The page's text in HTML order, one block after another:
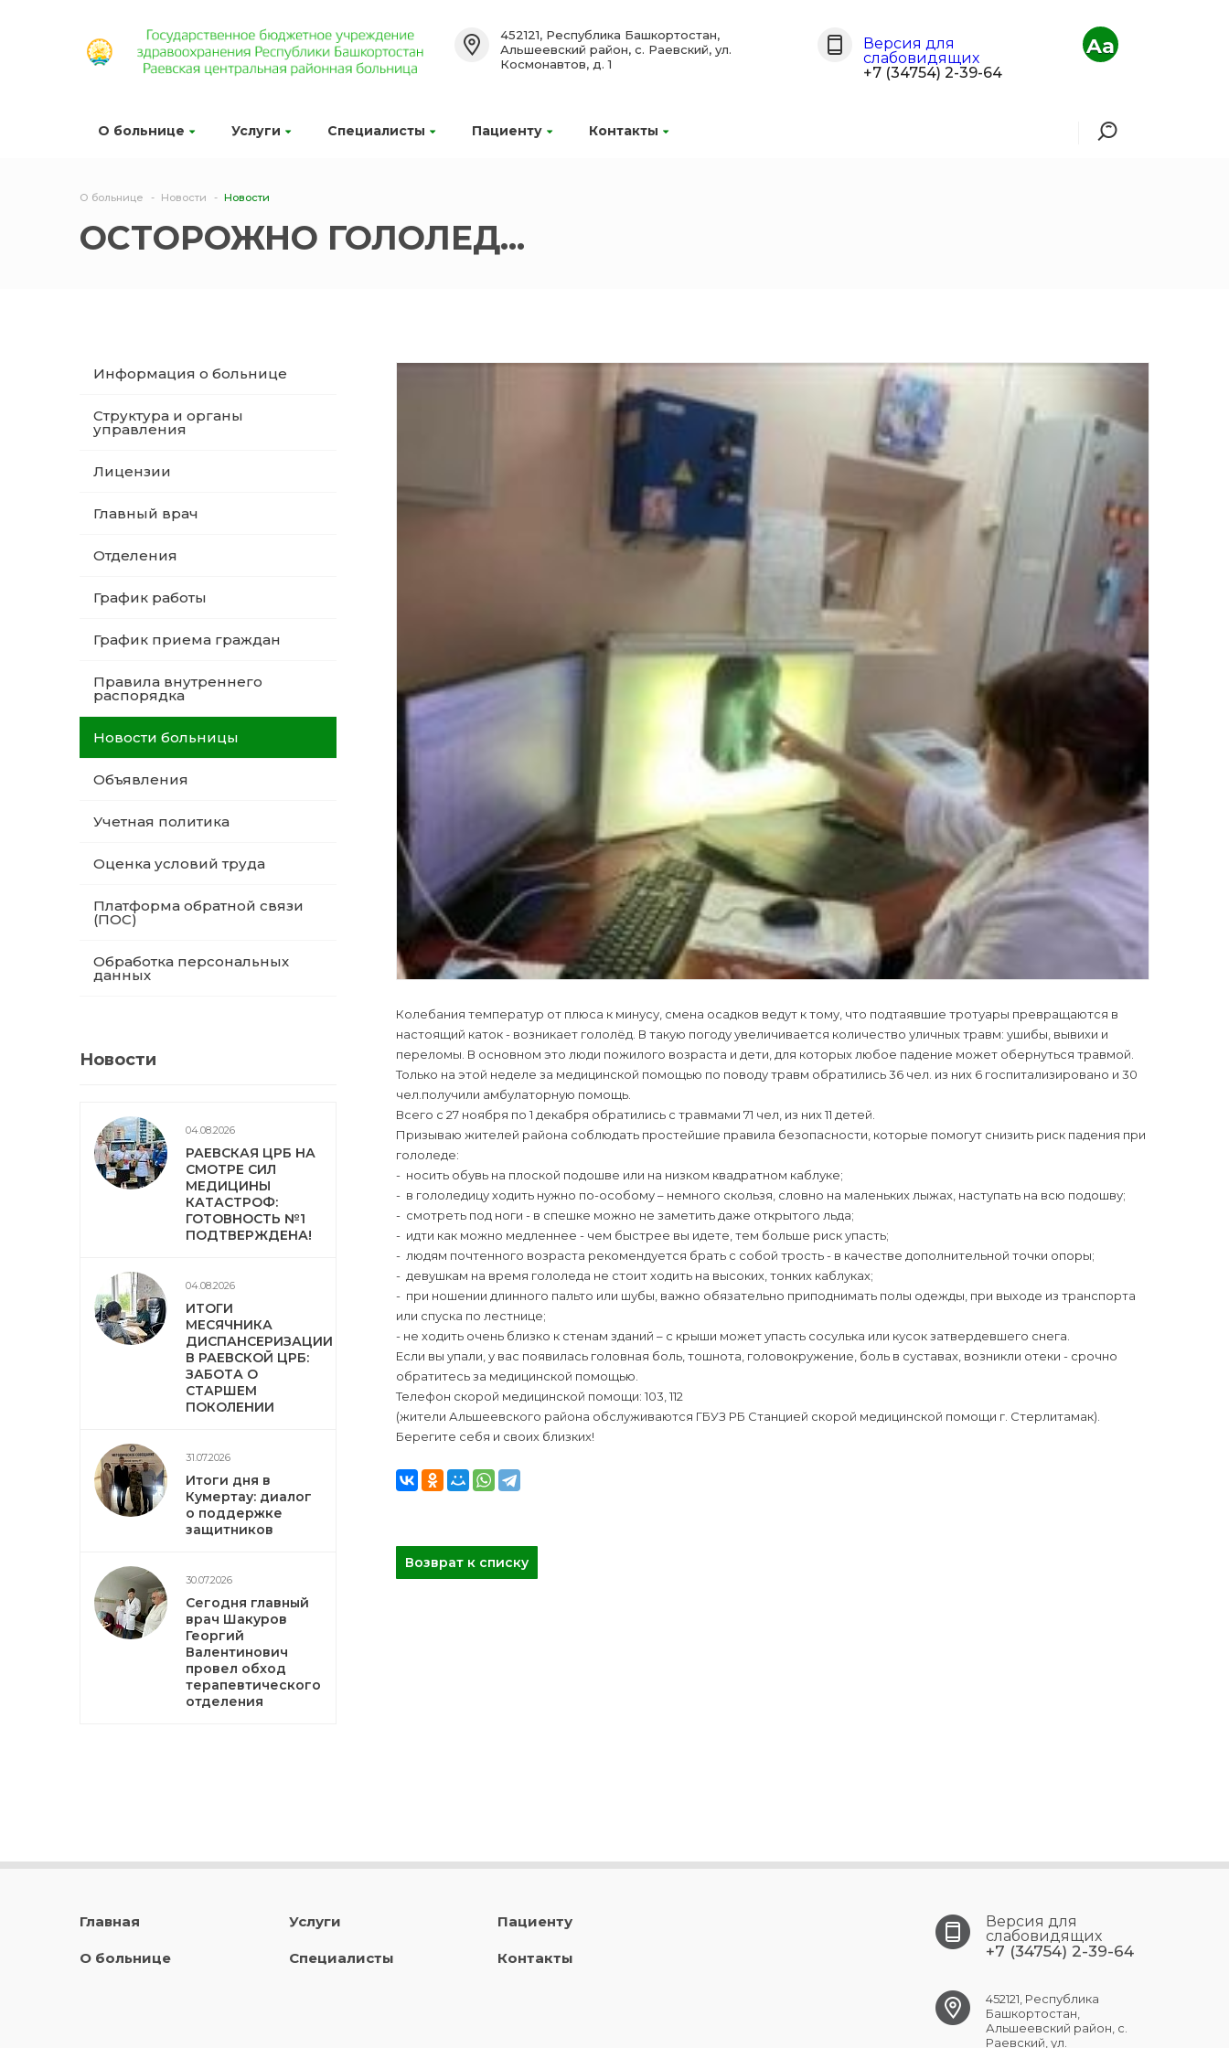
О больнице Услуги Специалисты Пациенту Контакты
452121, Республика Башкортостан,
Альшеевский район, с. Раевский, ул.
Космонавтов, д. 1
Версия для
слабовидящих
+7 (34754) 2-39-64
Aa
О больнице Новости Новости
ОСТОРОЖНО ГОЛОЛЕД...
Информация о больнице
Структура и органы
управления
Лицензии
Главный врач
Отделения
График работы
График приема граждан
Правила внутреннего
распорядка
Новости больницы
Объявления
Учетная политика
Оценка условий труда
Платформа обратной связи
(ПОС)
Обработка персональных
данных
Новости
04.08.2026
РАЕВСКАЯ ЦРБ НА
СМОТРЕ СИЛ
МЕДИЦИНЫ
КАТАСТРОФ:
ГОТОВНОСТЬ №1
ПОДТВЕРЖДЕНА!
04.08.2026
ИТОГИ
МЕСЯЧНИКА
ДИСПАНСЕРИЗАЦИИ
В РАЕВСКОЙ ЦРБ:
ЗАБОТА О
СТАРШЕМ
ПОКОЛЕНИИ
31.07.2026
Итоги дня в
Кумертау: диалог
о поддержке
защитников
30.07.2026
Сегодня главный
врач Шакуров
Георгий
Валентинович
провел обход
терапевтического
отделения
Колебания температур от плюса к минусу, смена осадков ведут к тому, что подтаявшие тротуары превращаются в
настоящий каток - возникает гололёд. В такую погоду увеличивается количество уличных травм: ушибы, вывихи и
переломы. В основном это люди пожилого возраста и дети, для которых любое падение может обернуться травмой.
Только на этой неделе за медицинской помощью по поводу травм обратились 36 чел. из них 6 госпитализировано и 30
чел.получили амбулаторную помощь.
Всего с 27 ноября по 1 декабря обратились с травмами 71 чел, из них 11 детей.
Призываю жителей района соблюдать простейшие правила безопасности, которые помогут снизить риск падения при
гололеде:
- носить обувь на плоской подошве или на низком квадратном каблуке;
- в гололедицу ходить нужно по-особому – немного скользя, словно на маленьких лыжах, наступать на всю подошву;
- смотреть под ноги - в спешке можно не заметить даже открытого льда;
- идти как можно медленнее - чем быстрее вы идете, тем больше риск упасть;
- людям почтенного возраста рекомендуется брать с собой трость - в качестве дополнительной точки опоры;
- девушкам на время гололеда не стоит ходить на высоких, тонких каблуках;
- при ношении длинного пальто или шубы, важно обязательно приподнимать полы одежды, при выходе из транспорта
или спуска по лестнице;
- не ходить очень близко к стенам зданий – с крыши может упасть сосулька или кусок затвердевшего снега.
Если вы упали, у вас появилась головная боль, тошнота, головокружение, боль в суставах, возникли отеки - срочно
обратитесь за медицинской помощью.
Телефон скорой медицинской помощи: 103, 112
(жители Альшеевского района обслуживаются ГБУЗ РБ Станцией скорой медицинской помощи г. Стерлитамак).
Берегите себя и своих близких!
Возврат к списку
Главная
О больнице
Услуги
Специалисты
Пациенту
Контакты
Версия для
слабовидящих
+7 (34754) 2-39-64
452121, Республика
Башкортостан,
Альшеевский район, с.
Раевский, ул.